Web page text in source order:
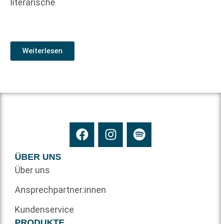
literarische
Weiterlesen
ÜBER UNS
Über uns
Ansprechpartner:innen
Kundenservice